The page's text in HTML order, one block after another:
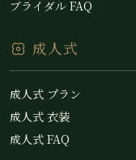
ブライダル FAQ
成人式
成人式 プラン
成人式 衣装
成人式 FAQ